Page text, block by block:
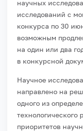
научных
исследований с
конкурса по 30
возможным
на один или два
в конкурсной
Научное
направлено на
одного из
приоритетов